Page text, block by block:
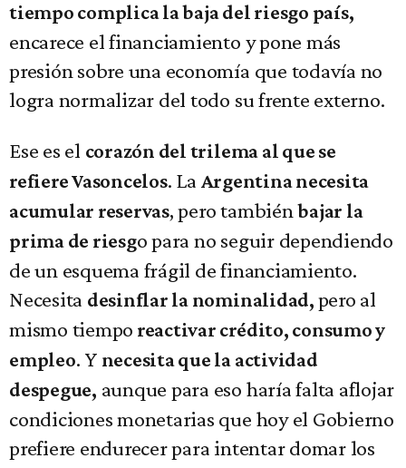
tiempo complica la baja del riesgo país,
encarece el financiamiento y pone más
presión sobre una economía que todavía no
logra normalizar del todo su frente externo.
Ese es el corazón del trilema al que se
refiere Vasoncelos. La Argentina necesita
acumular reservas, pero tambiénbajar la
prima de riesgo para no seguir dependiendo
de un esquema frágil de financiamiento.
Necesita desinflar la nominalidad, pero al
mismo tiempo reactivar crédito, consumo y
empleo. Y necesita que la actividad
despegue, aunque para eso haría falta aflojar
condiciones monetarias que hoy el Gobierno
prefiere endurecer para intentar domar los